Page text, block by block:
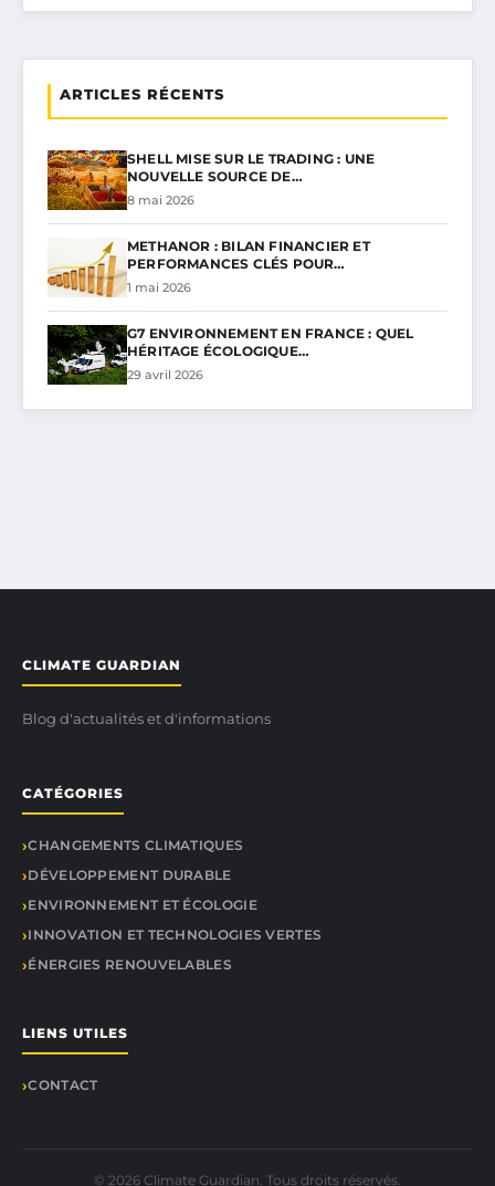
ARTICLES RÉCENTS
SHELL MISE SUR LE TRADING : UNE
NOUVELLE SOURCE DE…
8 mai 2026
METHANOR : BILAN FINANCIER ET
PERFORMANCES CLÉS POUR…
1 mai 2026
G7 ENVIRONNEMENT EN FRANCE : QUEL
HÉRITAGE ÉCOLOGIQUE…
29 avril 2026
CLIMATE GUARDIAN
Blog d'actualités et d'informations
CATÉGORIES
CHANGEMENTS CLIMATIQUES
DÉVELOPPEMENT DURABLE
ENVIRONNEMENT ET ÉCOLOGIE
INNOVATION ET TECHNOLOGIES VERTES
ÉNERGIES RENOUVELABLES
LIENS UTILES
CONTACT
© 2026 Climate Guardian. Tous droits réservés.